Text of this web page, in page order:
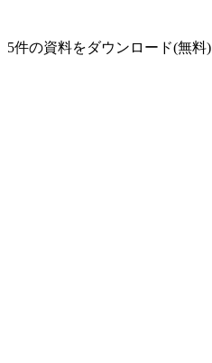
5件の資料をダウンロード(無料)